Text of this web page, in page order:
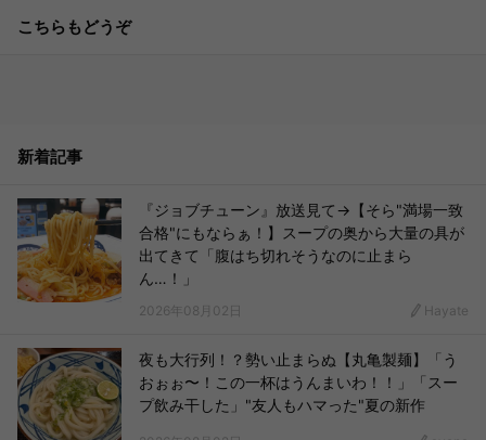
こちらもどうぞ
新着記事
『ジョブチューン』放送見て→【そら"満場一致
合格"にもならぁ！】スープの奥から大量の具が
出てきて「腹はち切れそうなのに止まら
ん…！」
2026年08月02日 Hayate
夜も大行列！？勢い止まらぬ【丸亀製麺】「う
おぉぉ〜！この一杯はうんまいわ！！」「スー
プ飲み干した」"友人もハマった"夏の新作